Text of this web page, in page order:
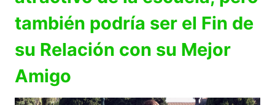
también podría ser el Fin de
su Relación con su Mejor
Amigo